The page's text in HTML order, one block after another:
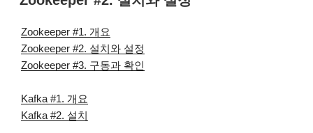
일
Zookeeper #1. 개요
Zookeeper #2. 설치와 설정
Zookeeper #3. 구동과 확인
Kafka #1. 개요
Kafka #2. 설치